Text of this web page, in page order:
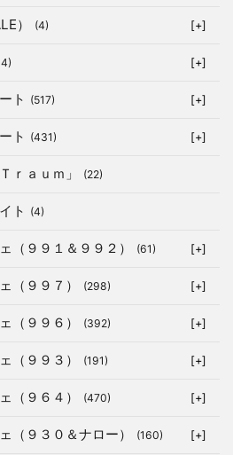
） (4) [+]
[+]
ト (517) [+]
ト (431) [+]
ｒａｕｍ」 (22)
ト (4)
（９９１＆９９２） (61) [+]
（９９７） (298) [+]
（９９６） (392) [+]
（９９３） (191) [+]
（９６４） (470) [+]
（９３０＆ナロー） (160) [+]